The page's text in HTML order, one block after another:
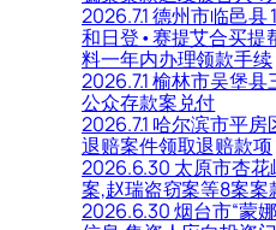
2026.7.1 德州市临邑县
和日登•赛提艾合买提
料一年内办理领款手续
2026.7.1 榆林市吴堡
公众存款案兑付
2026.7.1 哈尔滨市平房
退赔案件领取退赔款项
2026.6.30 太原市杏
案,赵瑞盗窃案等8案案
2026.6.30 烟台市“蒙